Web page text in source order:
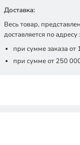
Доставка:
Весь товар,
доставляется по адресу
при сумме заказа
при сумме от 250